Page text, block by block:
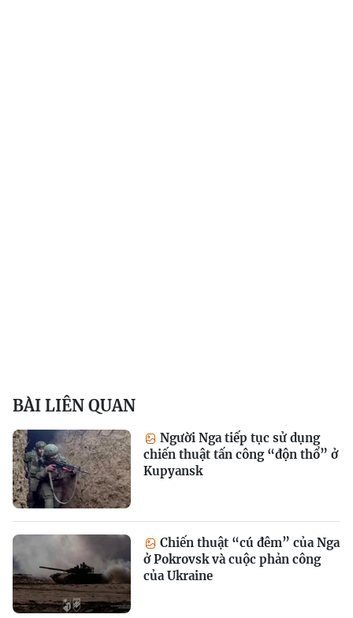
BÀI LIÊN QUAN
Người Nga tiếp tục sử dụng
chiến thuật tấn công “độn thổ” ở
Kupyansk
Chiến thuật “cú đêm” của Nga
ở Pokrovsk và cuộc phản công
của Ukraine